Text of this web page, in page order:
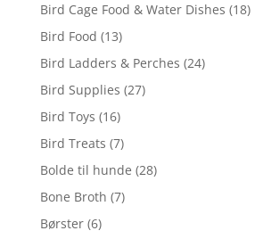
Bird Cage Food & Water Dishes (18)
Bird Food (13)
Bird Ladders & Perches (24)
Bird Supplies (27)
Bird Toys (16)
Bird Treats (7)
Bolde til hunde (28)
Bone Broth (7)
Børster (6)